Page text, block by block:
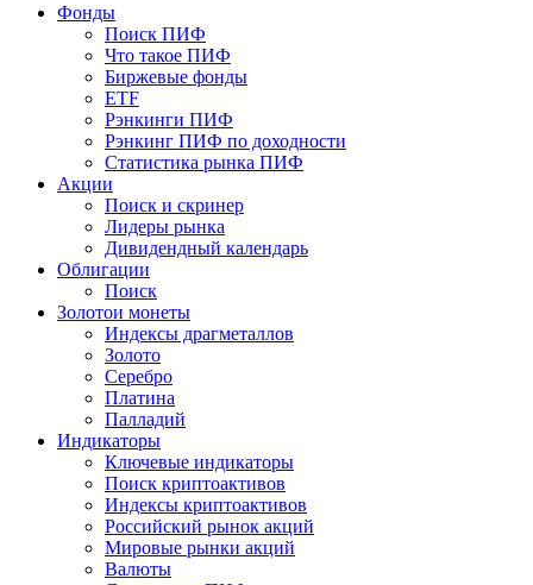
Фонды
Поиск ПИФ
Что такое ПИФ
Биржевые фонды
ETF
Рэнкинги ПИФ
Рэнкинг ПИФ по доходности
Статистика рынка ПИФ
Акции
Поиск и скринер
Лидеры рынка
Дивидендный календарь
Облигации
Поиск
Золотои монеты
Индексы драгметаллов
Золото
Серебро
Платина
Палладий
Индикаторы
Ключевые индикаторы
Поиск криптоактивов
Индексы криптоактивов
Российский рынок акций
Мировые рынки акций
Валюты